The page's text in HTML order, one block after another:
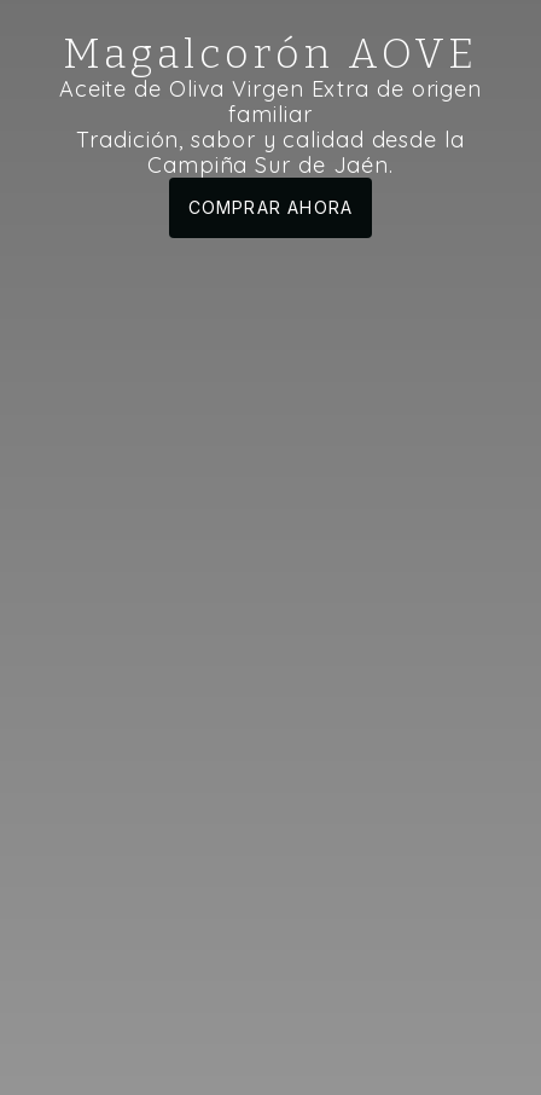
Magalcorón AOVE
Aceite de Oliva Virgen Extra de origen
familiar
Tradición, sabor y calidad desde la
Campiña Sur de Jaén.
COMPRAR AHORA